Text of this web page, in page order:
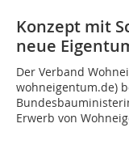
Konzept mit
neue
Der Verband
wohneigentum.de)
Erwerb von